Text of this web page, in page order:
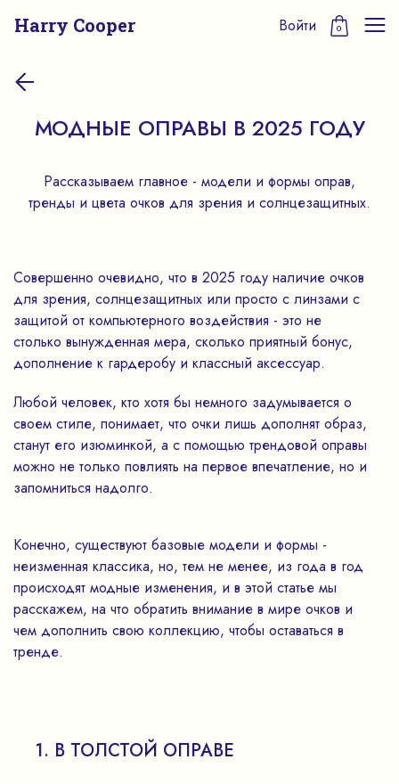
Harry Cooper Войти 0
МОДНЫЕ ОПРАВЫ В 2025 ГОДУ
Рассказываем главное - модели и формы оправ,
тренды и цвета очков для зрения и солнцезащитных.
Совершенно очевидно, что в 2025 году наличие очков
для зрения, солнцезащитных или просто с линзами с
защитой от компьютерного воздействия - это не
столько вынужденная мера, сколько приятный бонус,
дополнение к гардеробу и классный аксессуар.
Любой человек, кто хотя бы немного задумывается о
своем стиле, понимает, что очки лишь дополнят образ,
станут его изюминкой, а с помощью трендовой оправы
можно не только повлиять на первое впечатление, но и
запомниться надолго.
Конечно, существуют базовые модели и формы -
неизменная классика, но, тем не менее, из года в год
происходят модные изменения, и в этой статье мы
расскажем, на что обратить внимание в мире очков и
чем дополнить свою коллекцию, чтобы оставаться в
тренде.
1. В ТОЛСТОЙ ОПРАВЕ